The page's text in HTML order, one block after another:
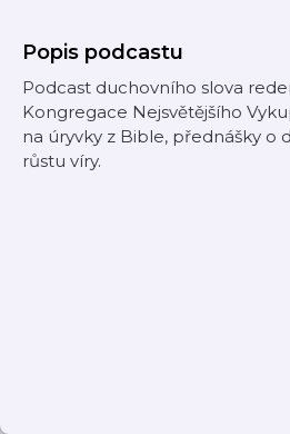
Popis podcastu
Podcast duchovního slova
Kongregace Nejsvětějšího
na úryvky z Bible, přednášky o
růstu víry.